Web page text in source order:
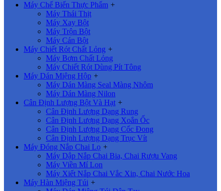
Máy Chế Biến Thực Phẩm +
Máy Thái Thịt
Máy Xay Bột
Máy Trộn Bột
Máy Cán Bột
Máy Chiết Rót Chất Lỏng +
Máy Bơm Chất Lỏng
Máy Chiết Rót Dùng Pít Tông
Máy Dán Miệng Hộp +
Máy Dán Màng Seal Màng Nhôm
Máy Dán Màng Nilon
Cân Định Lượng Bột Và Hạt +
Cân Định Lượng Dạng Rung
Cân Định Lượng Dạng Xoắn Ốc
Cân Định Lượng Dạng Cốc Đong
Cân Định Lượng Dạng Trục Vít
Máy Đóng Nắp Chai Lọ +
Máy Dập Nắp Chai Bia, Chai Rượu Vang
Máy Viền Mí Lon
Máy Xiết Nắp Chai Vắc Xin, Chai Nước Hoa
Máy Hàn Miệng Túi +